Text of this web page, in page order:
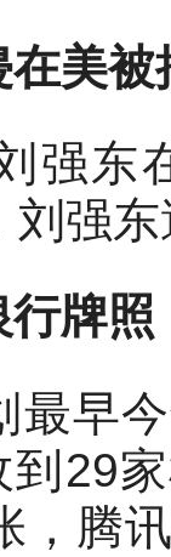
美被
强东
强
牌
最早
29
，腾